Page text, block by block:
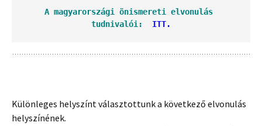
A magyarországi önismereti elvonulás
tudnivalói: ITT.
Különleges helyszínt választottunk a következő elvonulás
helyszínének.